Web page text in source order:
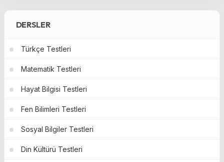
DERSLER
Türkçe Testleri
Matematik Testleri
Hayat Bilgisi Testleri
Fen Bilimleri Testleri
Sosyal Bilgiler Testleri
Din Kültürü Testleri